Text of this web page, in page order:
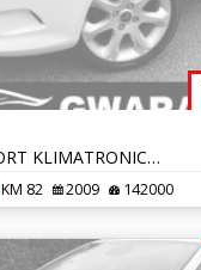
*1.25i 82KM SPORT KLIMATRONIC ALU OPŁATY GWARANCJA*
KM 82 2009 142000